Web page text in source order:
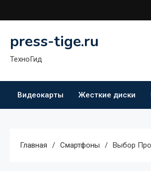
к
press-tige.ru
ТехноГид
Видеокарты Жесткие диски
Главная Смартфоны Выбор